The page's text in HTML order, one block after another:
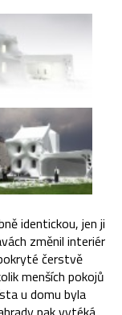
identickou, jen ji
změnil interiér
čerstvě
menších pokojů
u domu byla